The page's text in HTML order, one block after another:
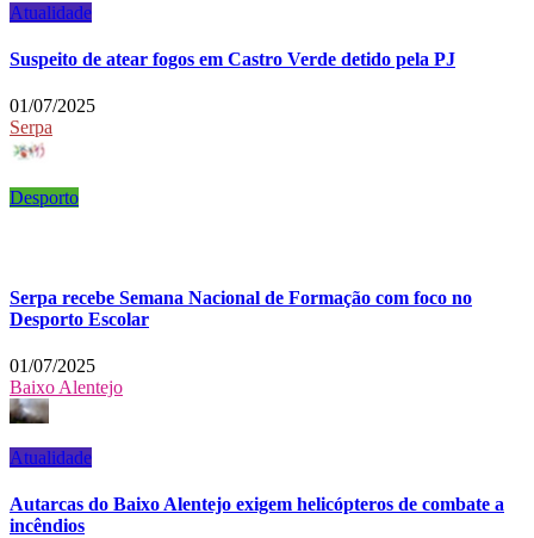
Atualidade
Suspeito de atear fogos em Castro Verde detido pela PJ
01/07/2025
Serpa
Desporto
Serpa recebe Semana Nacional de Formação com foco no
Desporto Escolar
01/07/2025
Baixo Alentejo
Atualidade
Autarcas do Baixo Alentejo exigem helicópteros de combate a
incêndios